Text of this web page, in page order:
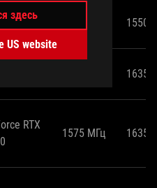
здесь
US website
RTX
1550
1635
RTX
1575 МГц 1635